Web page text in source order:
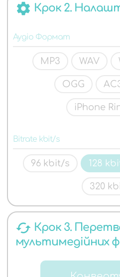
settings Крок 2.
Аудіо Формат
MP3 WAV
OGG
iPhone
Bitrate kbit/s
96 kbit/s 128
320
cached Крок 3.
мультимедійних